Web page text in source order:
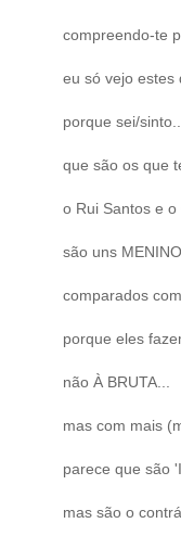
compreendo-te
eu só vejo estes
porque sei/sinto...
que são os que
o Rui Santos e o
são uns
comparados
porque eles
não À BRUTA...
mas com mais
parece que são
mas são o